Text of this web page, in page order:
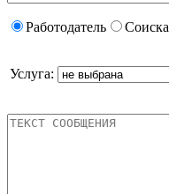
Работодатель
Услуга: